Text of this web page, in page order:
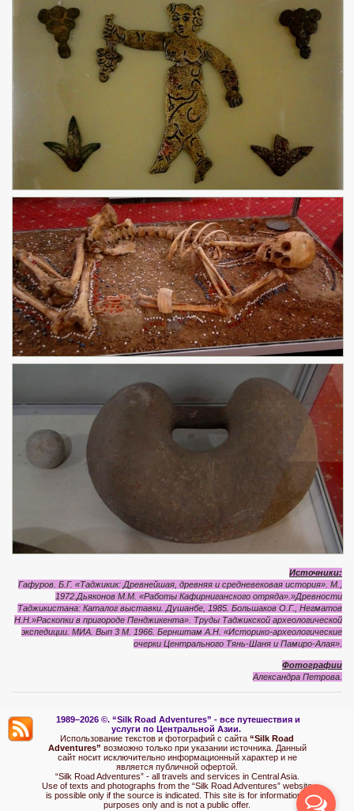
Источники:
Гафуров. Б.Г. «Таджикик: Древнейшая, древняя и средневековая история». М.,
1972.Дьяконов М.М. «Работы Кафирниганского отряда».»Древности
Таджикистана: Каталог выставки. Душанбе, 1985. Большаков О.Г., Негматов
Н.Н.»Раскопки в пригороде Пенджикента». Труды Таджикской археологической
экспедиции. МИА. Вып 3 М. 1966. Бернштам А.Н. «Историко-археологические
очерки Центрального Тянь-Шаня и Памиро-Алая».
Фотографии
Александра Петрова.
1989–2026 ©. “Silk Road Adventures” - все путешествия и
услуги по Центральной Азии.
Использование текстов и фотографий с сайта “Silk Road
Adventures” возможно только при указании источника. Данный
сайт носит исключительно информационный характер и не
является публичной офертой.
“Silk Road Adventures” - all travels and services in Central Asia.
Use of texts and photographs from the “Silk Road Adventures” website
is possible only if the source is indicated. This site is for informational
purposes only and is not a public offer.